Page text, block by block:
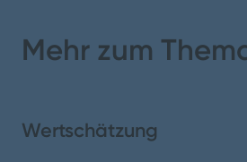
1. Das Wichtigste in Kürze
Mehr zum
Wertschätzung